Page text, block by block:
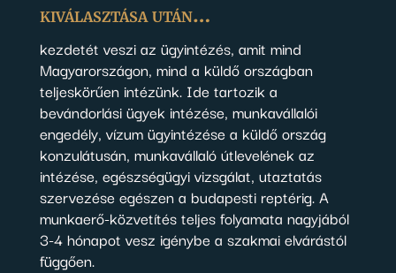
kiválasztása után…
kezdetét veszi az ügyintézés, amit mind
Magyarországon, mind a küldő országban
teljeskörűen intézünk. Ide tartozik a
bevándorlási ügyek intézése, munkavállalói
engedély, vízum ügyintézése a küldő ország
konzulátusán, munkavállaló útlevelének az
intézése, egészségügyi vizsgálat, utaztatás
szervezése egészen a budapesti reptérig. A
munkaerő-közvetítés teljes folyamata nagyjából
3-4 hónapot vesz igénybe a szakmai elvárástól
függően.